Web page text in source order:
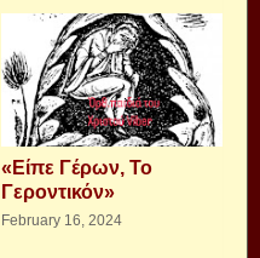
«Είπε Γέρων, Το
Γεροντικόν»
February 16, 2024